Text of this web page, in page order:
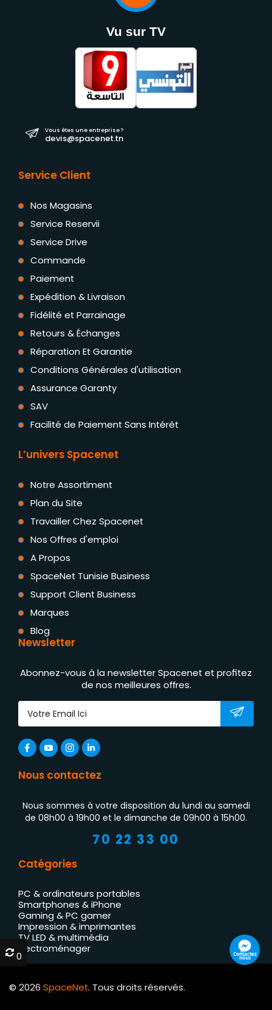
Vu sur TV
Vous êtes une entreprise ?
devis@spacenet.tn
Service Client
Nos Magasins
Service Reservii
Service Drive
Commande
Paiement
Expédition & Livraison
Fidélité et Parrainage
Retours & Échanges
Réparation Et Garantie
Conditions Générales d'utilisation
Assurance Garanty
SAV
Facilité de Paiement Sans Intérêt
L’univers Spacenet
Notre Assortiment
Plan du Site
Travailler Chez Spacenet
Nos Offres d'emploi
A Propos
SpaceNet Tunisie Business
Support Client Business
Marques
Blog
Newsletter
Abonnez-vous à la newsletter Spacenet et profitez
de nos meilleures offres.
Nous contactez
Nous sommes à votre disposition du lundi au samedi
de 08h00 à 19h00 et le dimanche de 09h00 à 15h00.
70 22 33 00
Catégories
PC & ordinateurs portables
Smartphones & iPhone
Gaming & PC gamer
Impression & imprimantes
TV LED & multimédia
Électroménager
© 2026 SpaceNet. Tous droits réservés.
Contactez
nous
0
0